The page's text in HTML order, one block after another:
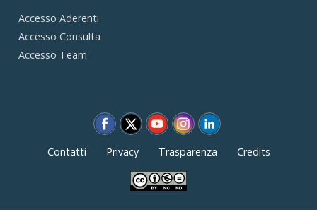
Accesso Aderenti
Accesso Consulta
Accesso Team
Contatti Privacy Trasparenza Credits